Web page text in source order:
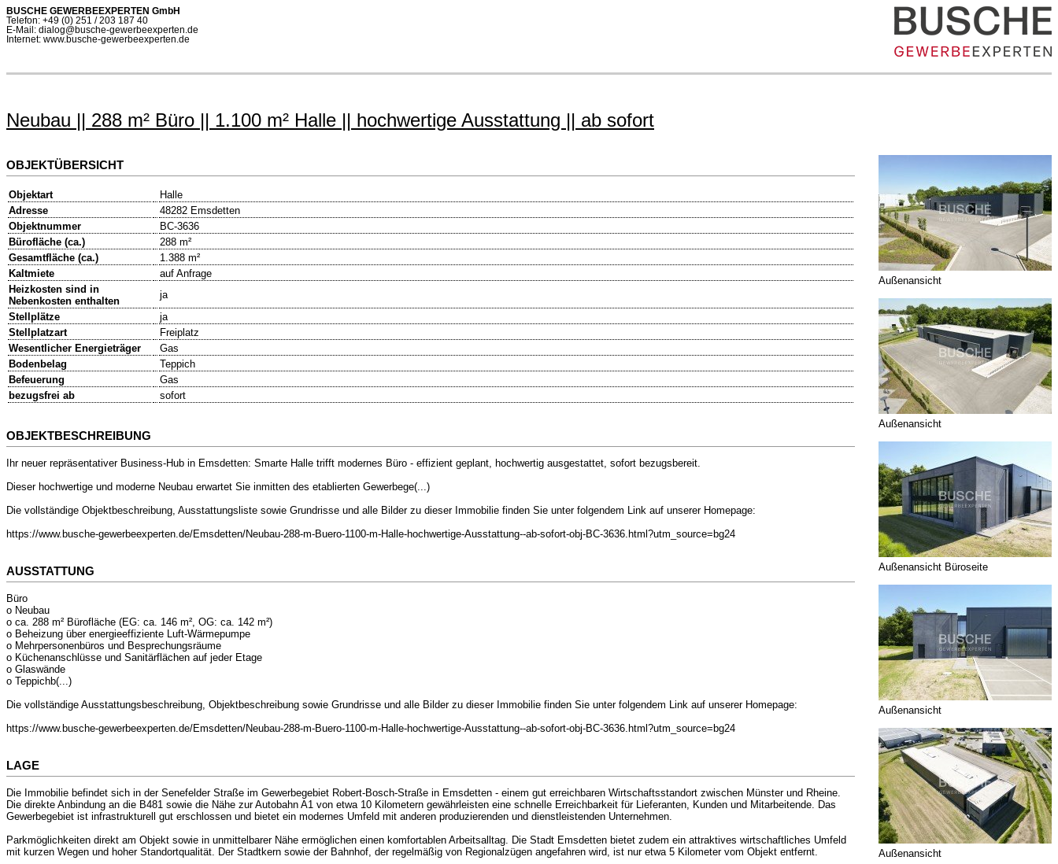
BUSCHE GEWERBEEXPERTEN GmbH
Telefon: +49 (0) 251 / 203 187 40
E-Mail: dialog@busche-gewerbeexperten.de
Internet: www.busche-gewerbeexperten.de
Neubau || 288 m² Büro || 1.100 m² Halle || hochwertige Ausstattung || ab sofort
OBJEKTÜBERSICHT
Objektart
Halle
Adresse
48282 Emsdetten
Objektnummer
BC-3636
Bürofläche (ca.)
288 m²
Gesamtfläche (ca.)
1.388 m²
Kaltmiete
auf Anfrage
Heizkosten sind in
Nebenkosten enthalten
ja
Stellplätze
ja
Stellplatzart
Freiplatz
Wesentlicher Energieträger
Gas
Bodenbelag
Teppich
Befeuerung
Gas
bezugsfrei ab
sofort
OBJEKTBESCHREIBUNG
Ihr neuer repräsentativer Business-Hub in Emsdetten: Smarte Halle trifft modernes Büro - effizient geplant, hochwertig ausgestattet, sofort bezugsbereit.
Dieser hochwertige und moderne Neubau erwartet Sie inmitten des etablierten Gewerbege(...)
Die vollständige Objektbeschreibung, Ausstattungsliste sowie Grundrisse und alle Bilder zu dieser Immobilie finden Sie unter folgendem Link auf unserer Homepage:
https://www.busche-gewerbeexperten.de/Emsdetten/Neubau-288-m-Buero-1100-m-Halle-hochwertige-Ausstattung--ab-sofort-obj-BC-3636.html?utm_source=bg24
AUSSTATTUNG
Büro
o Neubau
o ca. 288 m² Bürofläche (EG: ca. 146 m², OG: ca. 142 m²)
o Beheizung über energieeffiziente Luft-Wärmepumpe
o Mehrpersonenbüros und Besprechungsräume
o Küchenanschlüsse und Sanitärflächen auf jeder Etage
o Glaswände
o Teppichb(...)
Die vollständige Ausstattungsbeschreibung, Objektbeschreibung sowie Grundrisse und alle Bilder zu dieser Immobilie finden Sie unter folgendem Link auf unserer Homepage:
https://www.busche-gewerbeexperten.de/Emsdetten/Neubau-288-m-Buero-1100-m-Halle-hochwertige-Ausstattung--ab-sofort-obj-BC-3636.html?utm_source=bg24
LAGE
Die Immobilie befindet sich in der Senefelder Straße im Gewerbegebiet Robert-Bosch-Straße in Emsdetten - einem gut erreichbaren Wirtschaftsstandort zwischen Münster und Rheine.
Die direkte Anbindung an die B481 sowie die Nähe zur Autobahn A1 von etwa 10 Kilometern gewährleisten eine schnelle Erreichbarkeit für Lieferanten, Kunden und Mitarbeitende. Das
Gewerbegebiet ist infrastrukturell gut erschlossen und bietet ein modernes Umfeld mit anderen produzierenden und dienstleistenden Unternehmen.
Parkmöglichkeiten direkt am Objekt sowie in unmittelbarer Nähe ermöglichen einen komfortablen Arbeitsalltag. Die Stadt Emsdetten bietet zudem ein attraktives wirtschaftliches Umfeld
mit kurzen Wegen und hoher Standortqualität. Der Stadtkern sowie der Bahnhof, der regelmäßig von Regionalzügen angefahren wird, ist nur etwa 5 Kilometer vom Objekt entfernt.
Außenansicht
Außenansicht
Außenansicht Büroseite
Außenansicht
Außenansicht